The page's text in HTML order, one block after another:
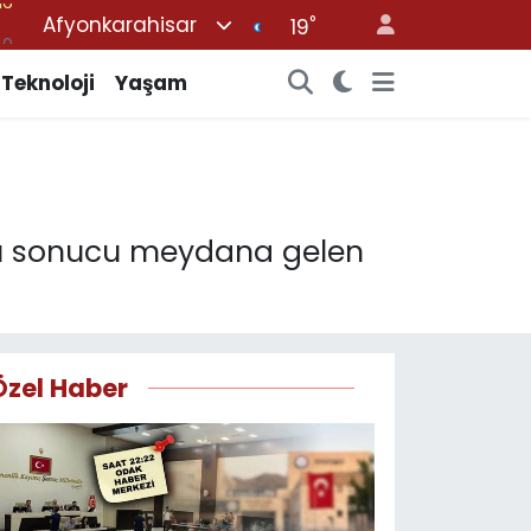
Afyonkarahisar 19°
Teknoloji Yaşam
sonucu meydana gelen
Haber